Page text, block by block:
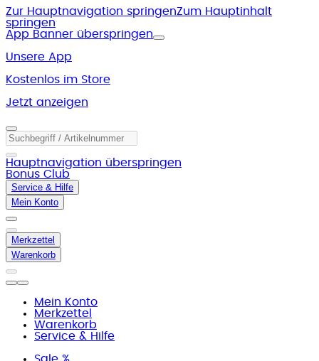
Zur Hauptnavigation springenZum Hauptinhalt
springen
App Banner überspringen
Unsere App
Kostenlos im Store
Jetzt anzeigen
Hauptnavigation überspringen
Bonus Club
Service & Hilfe
Mein Konto
Merkzettel
Warenkorb
Mein Konto
Merkzettel
Warenkorb
Service & Hilfe